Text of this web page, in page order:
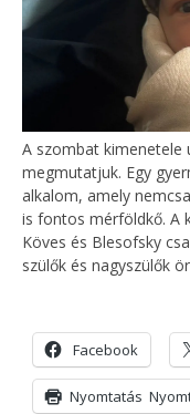
A szombat
megmutatjuk. Egy
alkalom, amely
is fontos mérföldkő. A
Köves és Blesofsky
szülők és nagyszülők
Facebook
Nyomtatás